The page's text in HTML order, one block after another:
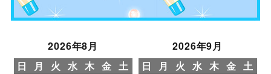
2026年8月
日
月 火 水 木 金 土
2026年9月
日
月 火 水 木 金 土